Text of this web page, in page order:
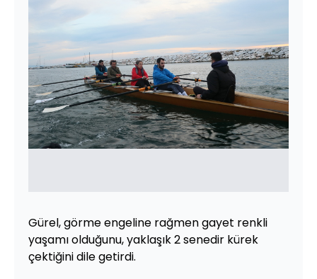
Gürel, görme engeline rağmen gayet renkli
yaşamı olduğunu, yaklaşık 2 senedir kürek
çektiğini dile getirdi.